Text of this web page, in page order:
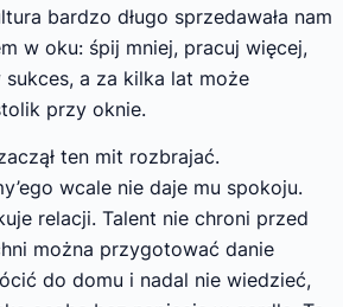
bardzo długo sprzedawała nam
w oku: śpij mniej, pracuj więcej,
a za kilka lat może
przy oknie.
ten mit rozbrajać.
wcale nie daje mu spokoju.
relacji. Talent nie chroni przed
można przygotować danie
do domu i nadal nie wiedzieć,